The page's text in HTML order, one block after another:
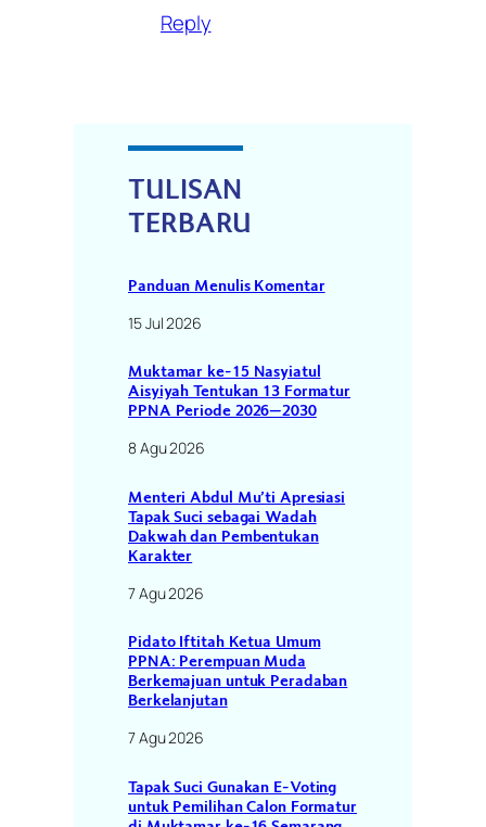
Reply
TULISAN
TERBARU
Panduan Menulis Komentar
15 Jul 2026
Muktamar ke-15 Nasyiatul
Aisyiyah Tentukan 13 Formatur
PPNA Periode 2026–2030
8 Agu 2026
Menteri Abdul Mu’ti Apresiasi
Tapak Suci sebagai Wadah
Dakwah dan Pembentukan
Karakter
7 Agu 2026
Pidato Iftitah Ketua Umum
PPNA: Perempuan Muda
Berkemajuan untuk Peradaban
Berkelanjutan
7 Agu 2026
Tapak Suci Gunakan E-Voting
untuk Pemilihan Calon Formatur